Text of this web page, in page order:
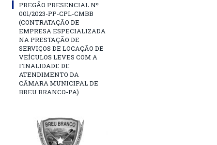
PREGÃO PRESENCIAL Nº
001/2023-PP-CPL-CMBB
(CONTRATAÇÃO DE
EMPRESA ESPECIALIZADA
NA PRESTAÇÃO DE
SERVIÇOS DE LOCAÇÃO DE
VEÍCULOS LEVES COM A
FINALIDADE DE
ATENDIMENTO DA
CÂMARA MUNICIPAL DE
BREU BRANCO-PA)